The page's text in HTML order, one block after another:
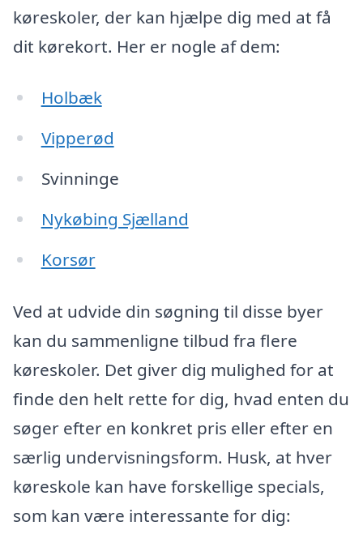
køreskoler, der kan hjælpe dig med at få
dit kørekort. Her er nogle af dem:
Holbæk
Vipperød
Svinninge
Nykøbing Sjælland
Korsør
Ved at udvide din søgning til disse byer
kan du sammenligne tilbud fra flere
køreskoler. Det giver dig mulighed for at
finde den helt rette for dig, hvad enten du
søger efter en konkret pris eller efter en
særlig undervisningsform. Husk, at hver
køreskole kan have forskellige specials,
som kan være interessante for dig: